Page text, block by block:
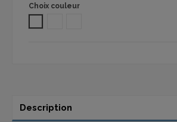
Choix couleur
Description